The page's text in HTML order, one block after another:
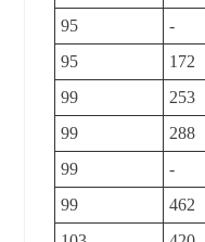
95
-
95
172
99
253
99
288
99
-
99
462